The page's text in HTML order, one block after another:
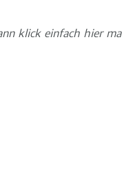
klick einfach hier